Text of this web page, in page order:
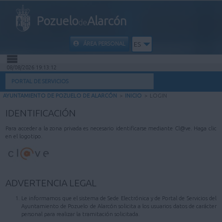
PozuelodeAlarcón
ÁREA PERSONAL ES
INICIO
MI CARPETA
INFORMACIÓN MUNICIPAL
AYUDA
08/08/2026 19:13:12
PORTAL DE SERVICIOS
AYUNTAMIENTO DE POZUELO DE ALARCÓN > INICIO > LOGIN
IDENTIFICACIÓN
Para acceder a la zona privada es necesario identificarse mediante Cl@ve. Haga clic
en el logotipo.
ADVERTENCIA LEGAL
Le informamos que el sistema de Sede Electrónica y de Portal de Servicios del
Ayuntamiento de Pozuelo de Alarcón solicita a los usuarios datos de carácter
personal para realizar la tramitación solicitada.